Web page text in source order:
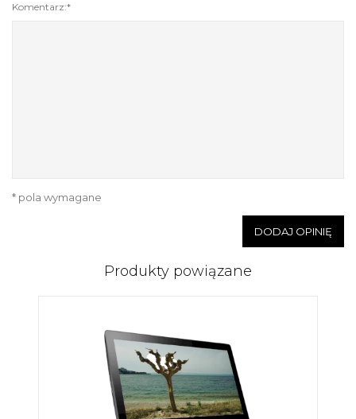
Komentarz:*
* pola wymagane
DODAJ OPINIĘ
Produkty powiązane